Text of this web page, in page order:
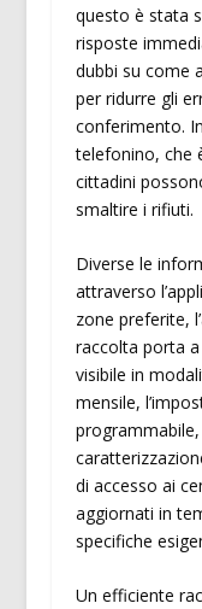
questo è stata
risposte
dubbi su come
per ridurre gli
conferimento.
telefonino, che
cittadini
smaltire i rifiuti.
Diverse le
attraverso
zone preferite,
raccolta porta
visibile in
mensile,
di accesso ai
aggiornati in
specifiche
Un efficiente